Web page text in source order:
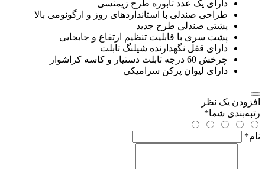
دارای یک عدد تابوره طرح زیمنسی
طراحی صندلی با استانداردهای روز و ارگونومی بالا
پشتی صندلی طرح جدید
پشت سری با قابلیت تنظیم ارتفاع و جابجایی
دارای قفل نگهدارنده شیلنگ تابلت
چرخش 60 درجه تابلت دستیار و کاسه کراشوار
دارای لیوان پرکن سرامیکی
افزودن یک نظر
رتبه‌بندی شما*
نام*